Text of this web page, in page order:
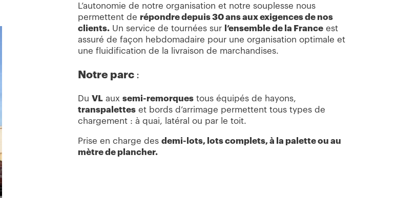
L’autonomie de notre organisation et notre souplesse nous
permettent de répondre depuis 30 ans aux exigences de nos
clients. Un service de tournées sur l’ensemble de la France est
assuré de façon hebdomadaire pour une organisation optimale et
une fluidification de la livraison de marchandises.
Notre parc :
Du VL aux semi-remorques tous équipés de hayons,
transpalettes et bords d’arrimage permettent tous types de
chargement : à quai, latéral ou par le toit.
Prise en charge des demi-lots, lots complets, à la palette ou au
mètre de plancher.